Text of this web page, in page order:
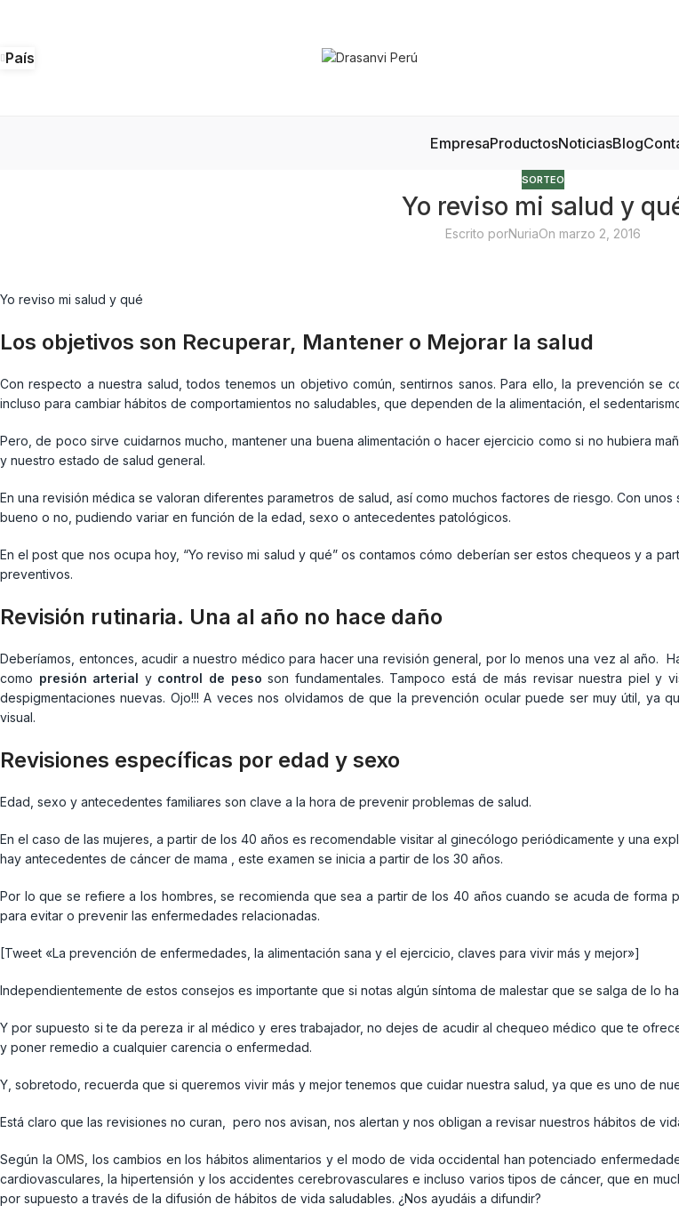
País
EmpresaProductosNoticiasBlog
SORTEO
Yo reviso mi salud y
Escrito porNuriaOn marzo 2, 2016
Yo reviso mi salud y qué
Los objetivos son Recuperar, Mantener o Mejorar la salud
Con respecto a nuestra salud, todos tenemos un objetivo común, sentirnos sanos. Para ello, la prevención se
incluso para cambiar hábitos de comportamientos no saludables, que dependen de la alimentación, el
Pero, de poco sirve cuidarnos mucho, mantener una buena alimentación o hacer ejercicio como si no hubiera
y nuestro estado de salud general.
En una revisión médica se valoran diferentes parametros de salud, así como muchos factores de riesgo. Con
bueno o no, pudiendo variar en función de la edad, sexo o antecedentes patológicos.
En el post que nos ocupa hoy, “Yo reviso mi salud y qué” os contamos cómo deberían ser estos chequeos y a
preventivos.
Revisión rutinaria. Una al año no hace daño
Deberíamos, entonces, acudir a nuestro médico para hacer una revisión general, por lo menos una vez al año.
como presión arterial y control de peso son fundamentales. Tampoco está de más revisar nuestra piel y
despigmentaciones nuevas. Ojo!!! A veces nos olvidamos de que la prevención ocular puede ser muy útil, ya
visual.
Revisiones específicas por edad y sexo
Edad, sexo y antecedentes familiares son clave a la hora de prevenir problemas de salud.
En el caso de las mujeres, a partir de los 40 años es recomendable visitar al ginecólogo periódicamente y una
hay antecedentes de cáncer de mama , este examen se inicia a partir de los 30 años.
Por lo que se refiere a los hombres, se recomienda que sea a partir de los 40 años cuando se acuda de forma
para evitar o prevenir las enfermedades relacionadas.
[Tweet «La prevención de enfermedades, la alimentación sana y el ejercicio, claves para vivir más y mejor»]
Independientemente de estos consejos es importante que si notas algún síntoma de malestar que se salga de lo
Y por supuesto si te da pereza ir al médico y eres trabajador, no dejes de acudir al chequeo médico que te
y poner remedio a cualquier carencia o enfermedad.
Y, sobretodo, recuerda que si queremos vivir más y mejor tenemos que cuidar nuestra salud, ya que es uno de
Está claro que las revisiones no curan, pero nos avisan, nos alertan y nos obligan a revisar nuestros hábitos de
Según la OMS , los cambios en los hábitos alimentarios y el modo de vida occidental han potenciado
cardiovasculares, la hipertensión y los accidentes cerebrovasculares e incluso varios tipos de cáncer, que en
por supuesto a través de la difusión de hábitos de vida saludables. ¿Nos ayudáis a difundir?